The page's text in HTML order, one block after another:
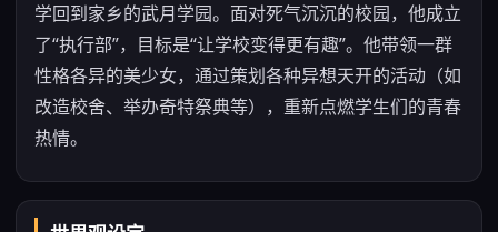
学回到家乡的武月学园。面对死气沉沉的校园，他成立
了“执行部”，目标是“让学校变得更有趣”。他带领一群
性格各异的美少女，通过策划各种异想天开的活动（如
改造校舍、举办奇特祭典等），重新点燃学生们的青春
热情。